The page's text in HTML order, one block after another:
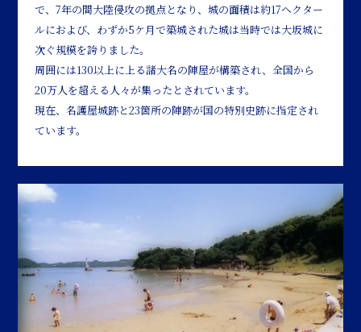
で、7年の間大陸侵攻の拠点となり、城の面積は約17ヘクター
ルにおよび、わずか5ケ月で築城された城は当時では大坂城に
次ぐ規模を誇りました。
周囲には130以上に上る諸大名の陣屋が構築され、全国から
20万人を超える人々が集ったとされています。
現在、名護屋城跡と23箇所の陣跡が国の特別史跡に指定され
ています。